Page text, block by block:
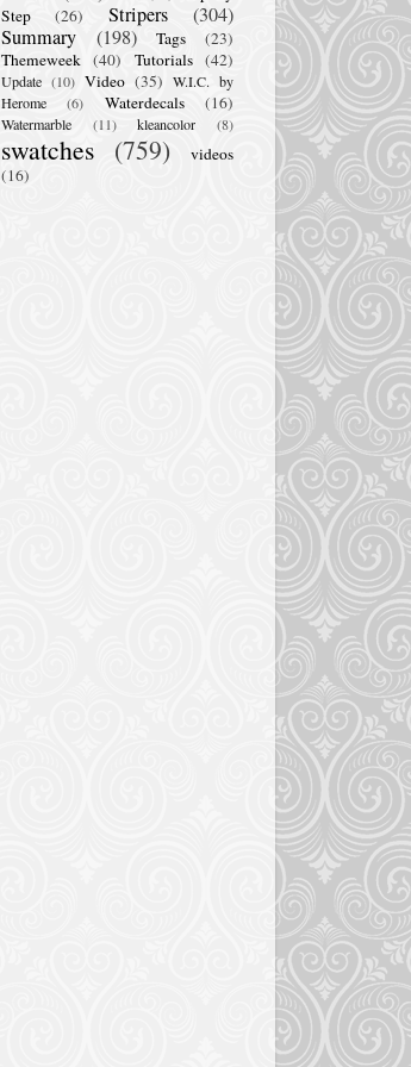
Step
(26) Stripers
(304)
Summary
(198) Tags
(23)
Themeweek (40) Tutorials (42)
Update (10) Video (35) W.I.C. by
Herome
(6) Waterdecals (16)
Watermarble (11) kleancolor (8)
swatches (759)
videos
(16)